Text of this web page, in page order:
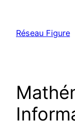
content
Réseau Figure